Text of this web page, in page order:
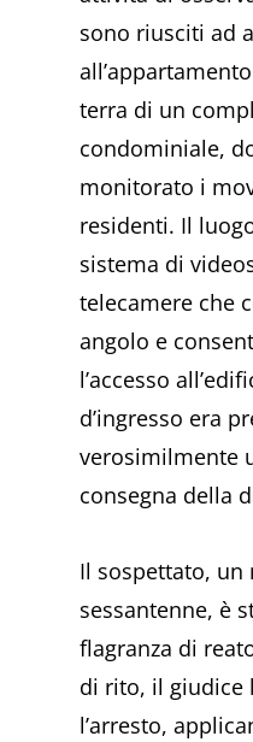
sono riusciti ad
terra di un
condominiale,
monitorato i
residenti. Il
sistema di
telecamere che
angolo e
l’accesso
d’ingresso era
verosimilmente
consegna della
Il sospettato, un
sessantenne, è
flagranza di
di rito, il giudice
l’arresto,